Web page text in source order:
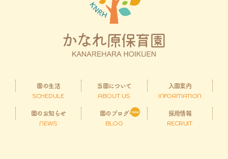
園の生活
SCHEDULE
当園について
ABOUT US
入園案内
INFORMATION
園のお知らせ
NEWS
園のブログ
BLOG
採用情報
RECRUIT